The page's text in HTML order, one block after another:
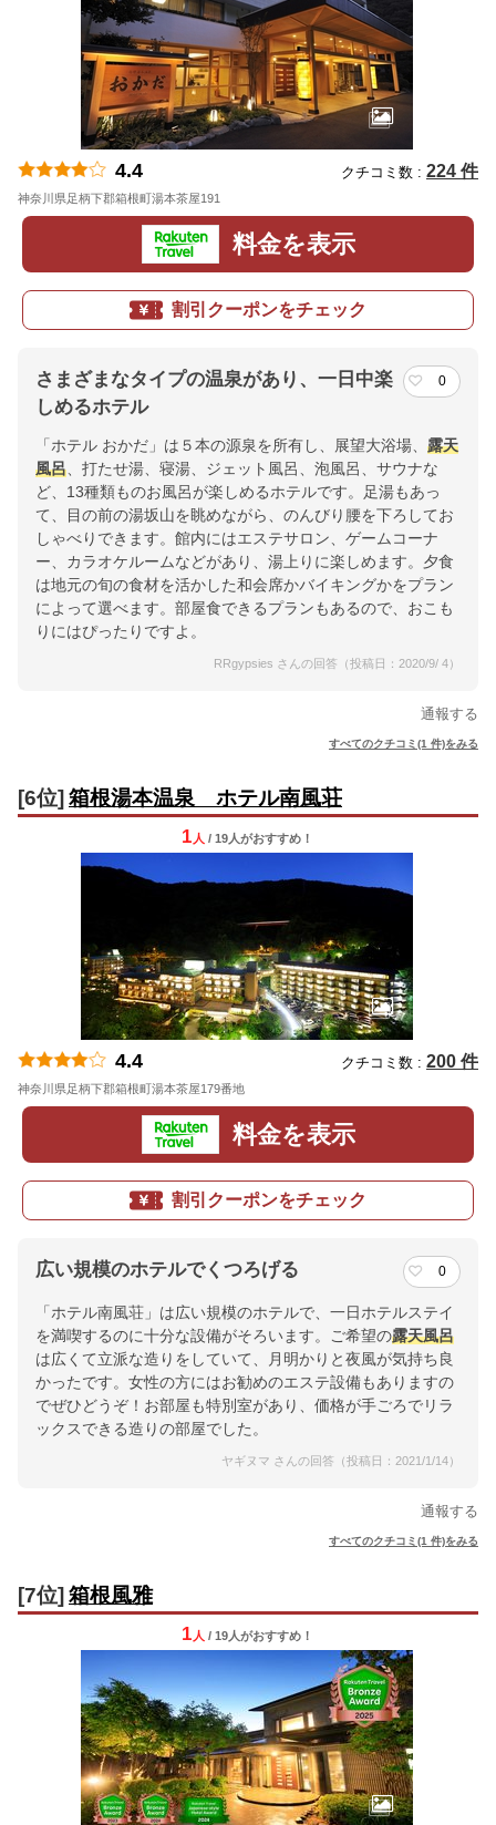
4.4 クチコミ数 : 224 件
神奈川県足柄下郡箱根町湯本茶屋191
料金を表示
割引クーポンをチェック
さまざまなタイプの温泉があり、一日中楽
しめるホテル
0
「ホテル おかだ」は５本の源泉を所有し、展望大浴場、 露天
風呂 、打たせ湯、寝湯、ジェット風呂、泡風呂、サウナな
ど、13種類ものお風呂が楽しめるホテルです。足湯もあっ
て、目の前の湯坂山を眺めながら、のんびり腰を下ろしてお
しゃべりできます。館内にはエステサロン、ゲームコーナ
ー、カラオケルームなどがあり、湯上りに楽しめます。夕食
は地元の旬の食材を活かした和会席かバイキングかをプラン
によって選べます。部屋食できるプランもあるので、おこも
りにはぴったりですよ。
RRgypsies さんの回答（投稿日：2020/9/ 4）
通報する
すべてのクチコミ(1 件)をみる
[6位] 箱根湯本温泉 ホテル南風荘
1 人 / 19人がおすすめ！
4.4 クチコミ数 : 200 件
神奈川県足柄下郡箱根町湯本茶屋179番地
料金を表示
割引クーポンをチェック
広い規模のホテルでくつろげる 0
「ホテル南風荘」は広い規模のホテルで、一日ホテルステイ
を満喫するのに十分な設備がそろいます。ご希望の露天風呂
は広くて立派な造りをしていて、月明かりと夜風が気持ち良
かったです。女性の方にはお勧めのエステ設備もありますの
でぜひどうぞ！お部屋も特別室があり、価格が手ごろでリラ
ックスできる造りの部屋でした。
ヤギヌマ さんの回答（投稿日：2021/1/14）
通報する
すべてのクチコミ(1 件)をみる
[7位] 箱根風雅
1 人 / 19人がおすすめ！